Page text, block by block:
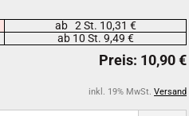
ab 2 St. 10,31 €
ab 10 St. 9,49 €
inkl. 19% MwSt. Versand